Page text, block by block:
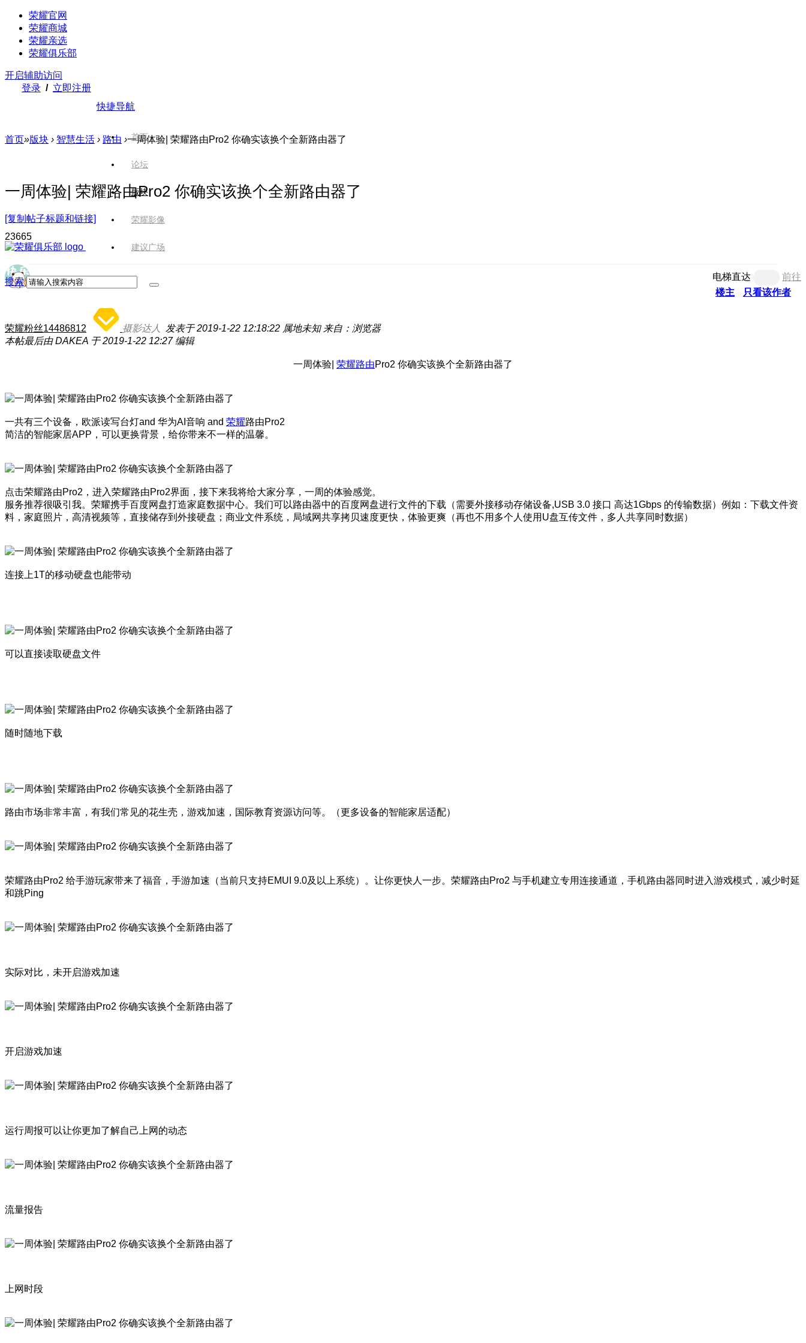
荣耀官网
荣耀商城
荣耀亲选
荣耀俱乐部
开启辅助访问
登录 / 立即注册
快捷导航
首页
论坛
版块
荣耀影像
建议广场
搜索
首页»版块 › 智慧生活 › 路由 ›一周体验| 荣耀路由Pro2 你确实该换个全新路由器了
一周体验| 荣耀路由Pro2 你确实该换个全新路由器了
[复制帖子标题和链接]
23665
电梯直达
前往
楼主
只看该作者
荣耀粉丝14486812 摄影达人 发表于 2019-1-22 12:18:22 属地未知 来自：浏览器
本帖最后由 DAKEA 于 2019-1-22 12:27 编辑
一周体验| 荣耀路由Pro2 你确实该换个全新路由器了
一共有三个设备，欧派读写台灯and 华为AI音响 and 荣耀路由Pro2
简洁的智能家居APP，可以更换背景，给你带来不一样的温馨。
点击荣耀路由Pro2，进入荣耀路由Pro2界面，接下来我将给大家分享，一周的体验感觉。
服务推荐很吸引我。荣耀携手百度网盘打造家庭数据中心。我们可以路由器中的百度网盘进行文件的下载（需要外接移动存储设备,USB 3.0 接口 高达1Gbps 的传输数据）例如：下载文件资
料，家庭照片，高清视频等，直接储存到外接硬盘；商业文件系统，局域网共享拷贝速度更快，体验更爽（再也不用多个人使用U盘互传文件，多人共享同时数据）
连接上1T的移动硬盘也能带动
可以直接读取硬盘文件
随时随地下载
路由市场非常丰富，有我们常见的花生壳，游戏加速，国际教育资源访问等。（更多设备的智能家居适配）
荣耀路由Pro2 给手游玩家带来了福音，手游加速（当前只支持EMUI 9.0及以上系统）。让你更快人一步。荣耀路由Pro2 与手机建立专用连接通道，手机路由器同时进入游戏模式，减少时延
和跳Ping
实际对比，未开启游戏加速
开启游戏加速
运行周报可以让你更加了解自己上网的动态
流量报告
上网时段